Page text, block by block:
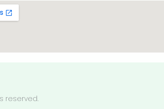
reserved.